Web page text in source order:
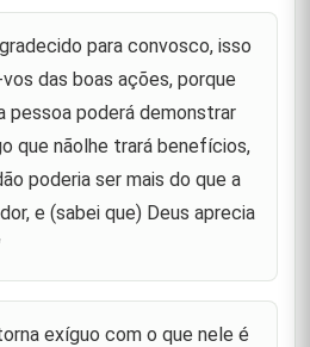
vossa posição for boa, vossos
acobertados."
perdoar é aquele que tem mais
ao darmos quando nos for
por causa do auto-respeito ou
não há herança igual ao
para convosco, isso
das boas ações, porque
pessoa poderá demonstrar
que nãolhe trará benefícios,
poderia ser mais do que a
e (sabei que) Deus aprecia
exíguo com o que nele é